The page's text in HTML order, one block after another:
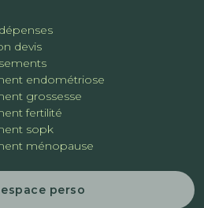
devis
endométriose
grossesse
fertilité
sopk
ménopause
perso